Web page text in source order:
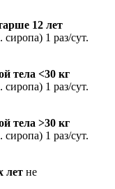
12 лет
1 раз/сут.
тела <30 кг
1 раз/сут.
тела >30 кг
1 раз/сут.
лет не